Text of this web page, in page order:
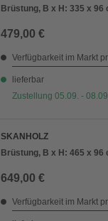
Brüstung, B x H: 335 x 96
479,00 €
Verfügbarkeit im Markt
lieferbar
Zustellung 05.09. -
SKANHOLZ
Brüstung, B x H: 465 x 96
649,00 €
Verfügbarkeit im Markt